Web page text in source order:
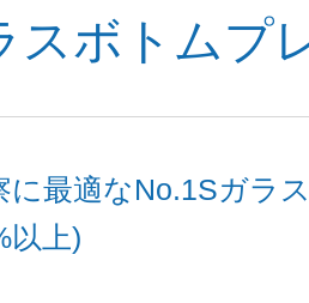
スボトムプ
に最適なNo.1Sガラ
以上)